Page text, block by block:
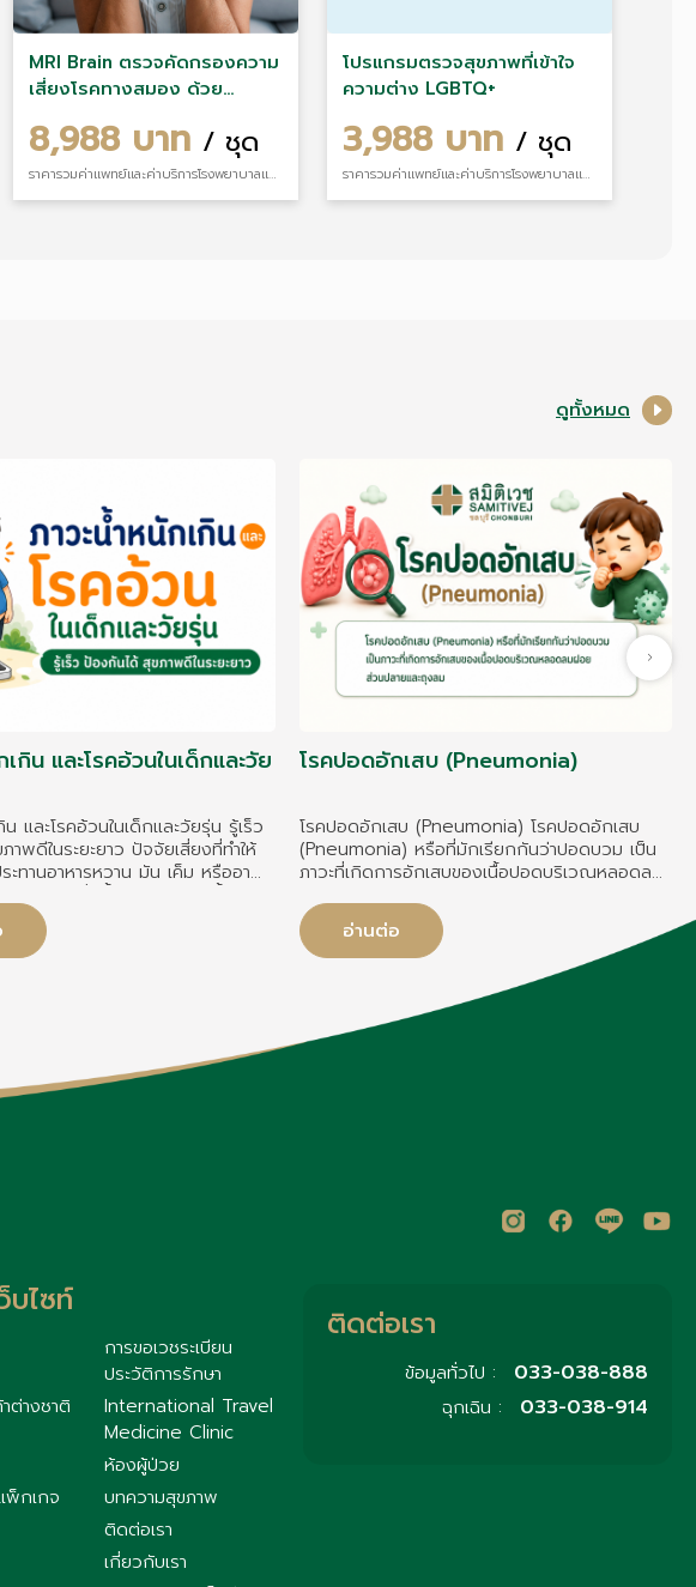
MRI Brain ตรวจคัดกรองความ
เสี่ยงโรคทางสมอง ด้วย
8,988 บาท / ชุด
ราคารวมค่าแพทย์และค่าบริการโรงพยาบาลแล้ว
โปรแกรมตรวจสุขภาพที่เข้าใจ
ความต่าง LGBTQ+
3,988 บาท / ชุด
ราคารวมค่าแพทย์และค่าบริการโรงพยาบาลแล้ว
ดูทั้งหมด
กิน และโรคอ้วนในเด็กและวัย
น และโรคอ้วนในเด็กและวัยรุ่น รู้เร็ว
พดีในระยะยาว ปัจจัยเสี่ยงที่ทำให้
ะทานอาหารหวาน มัน เค็ม หรืออา
มีน้ำตาลสูง ใช้เวลาหน้าจอ (มือถือ
มากเกินไป ออกกำลังกายน้อย มี
ายน้อย นอนดึก นอนน้อย มีประวัติ
โรคปอดอักเสบ (Pneumonia)
โรคปอดอักเสบ (Pneumonia) โรคปอดอักเสบ
(Pneumonia) หรือที่มักเรียกกันว่าปอดบวม เป็น
ภาวะที่เกิดการอักเสบของเนื้อปอดบริเวณหลอดลม
อ่านต่อ
บไซท์
การขอเวชระเบียน
ประวัติการรักษา
ต่างชาติ
International Travel
Medicine Clinic
ห้องผู้ป่วย
พ็กเกจ
บทความสุขภาพ
ติดต่อเรา
เกี่ยวกับเรา
ติดต่อเรา
ข้อมูลทั่วไป : 033-038-888
ฉุกเฉิน : 033-038-914